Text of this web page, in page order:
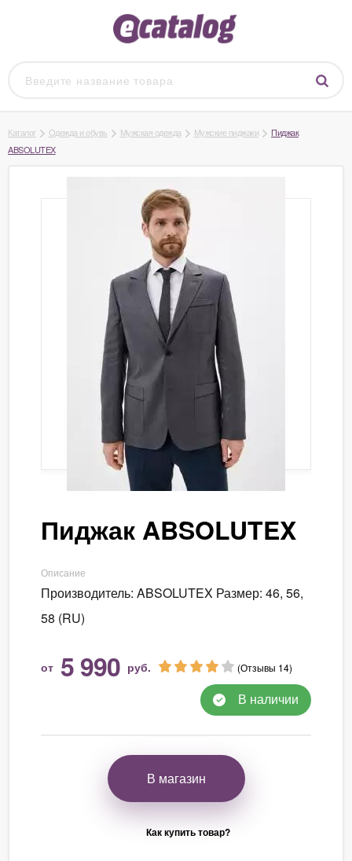
Каталог Одежда и обувь Мужская одежда Мужские пиджаки
Пиджак
ABSOLUTEX
Пиджак ABSOLUTEX
Описание
Производитель: ABSOLUTEX Размер: 46, 56,
58 (RU)
от 5 990 руб. (Отзывы 14)
В наличии
В магазин
Как купить товар?